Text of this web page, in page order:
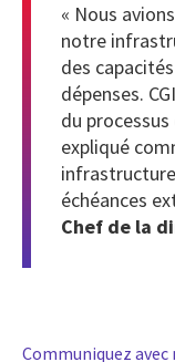
« Nous
notre
des
dépenses.
du
expliqué
échéances
Chef de la
Communiquez avec